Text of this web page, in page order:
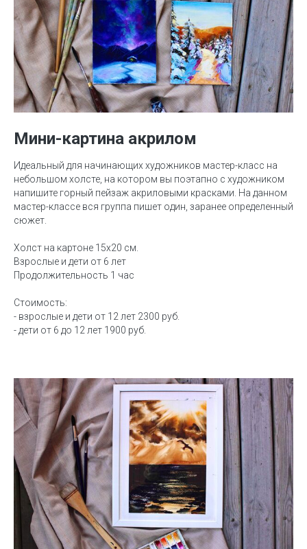
Мини-картина акрилом
Идеальный для начинающих художников мастер-класс на
небольшом холсте, на котором вы поэтапно с художником
напишите горный пейзаж акриловыми красками. На данном
мастер-классе вся группа пишет один, заранее определенный
сюжет.
Холст на картоне 15х20 см.
Взрослые и дети от 6 лет
Продолжительность 1 час
Стоимость:
- взрослые и дети от 12 лет 2300 руб.
- дети от 6 до 12 лет 1900 руб.